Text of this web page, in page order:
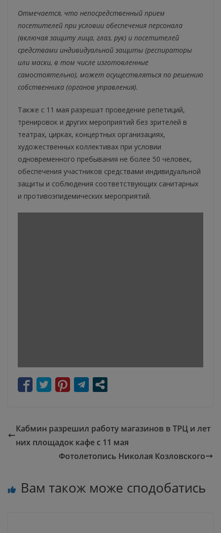
Отмечается, что непосредственный прием
посетителей при условии обеспечения персонала
(включая защиту лица, глаз, рук) и посетителей
средствами индивидуальной защиты (респираторы
или маски, в том числе изготовленные
самостоятельно), может осуществляться по решению
собственника (органов управления).
Также с 11 мая разрешат проведение репетиций,
тренировок и других мероприятий без зрителей в
театрах, цирках, концертных организациях,
художественных коллективах при условии
одновременного пребывания не более 50 человек,
обеспечения участников средствами индивидуальной
защиты и соблюдения соответствующих санитарных
и противоэпидемических мероприятий.
Кабмин разрешил работу магазинов в ТРЦ и лет
них площадок кафе с 11 мая
Фотолетопись Николая Козловского
Вам також може сподобатись